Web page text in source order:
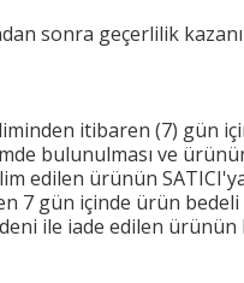
sonra geçerlilik
itibaren (7) gün
bulunulması ve
edilen ürünün
7 gün içinde ürün bedeli
ile iade edilen